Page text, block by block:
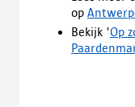
op
Bekijk 'Op